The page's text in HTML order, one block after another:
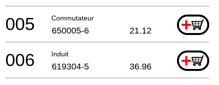
Commutateur +
005 650005-6 21.12
Induit +
006 619304-5 36.96